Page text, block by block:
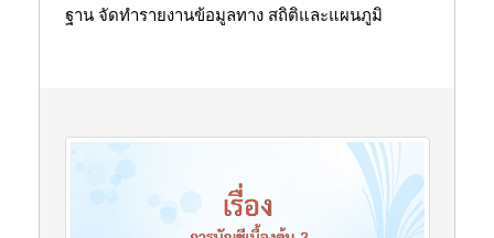
ฐาน จัดทำรายงานข้อมูลทาง สถิติและแผนภูมิ